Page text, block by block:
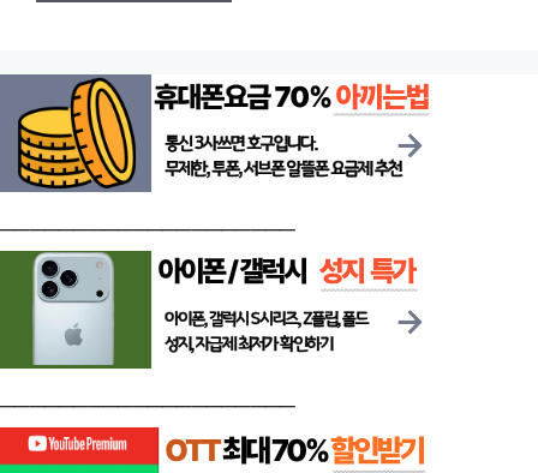
────────────────────
────────────────────